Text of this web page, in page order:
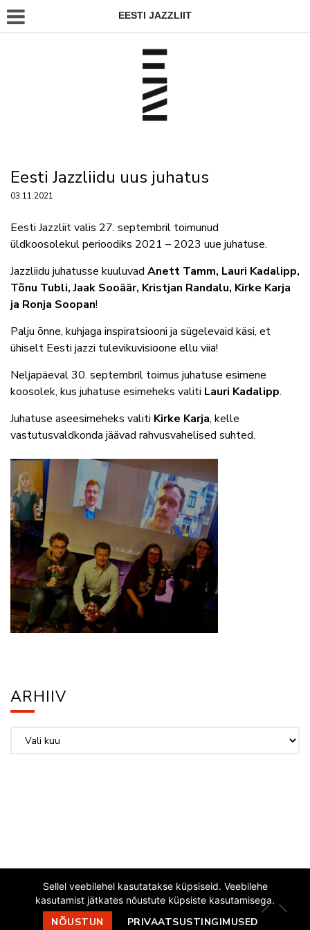
EESTI JAZZLIIT
Eesti Jazzliidu uus juhatus
03.11.2021
Eesti Jazzliit valis 27. septembril toimunud
üldkoosolekul perioodiks 2021 – 2023 uue juhatuse.
Jazzliidu juhatusse kuuluvad Anett Tamm, Lauri Kadalipp,
Tõnu Tubli, Jaak Sooäär, Kristjan Randalu, Kirke Karja
ja Ronja Soopan!
Palju õnne, kuhjaga inspiratsiooni ja sügelevaid käsi, et
ühiselt Eesti jazzi tulevikuvisioone ellu viia!
Neljapäeval 30. septembril toimus juhatuse esimene
koosolek, kus juhatuse esimeheks valiti Lauri Kadalipp.
Juhatuse aseesimeheks valiti Kirke Karja, kelle
vastutusvaldkonda jäävad rahvusvahelised suhted.
ARHIIV
EESTI JAZZLIIT
Sellel veebilehel kasutatakse küpsiseid. Veebilehe
kasutamist jätkates nõustute küpsiste kasutamisega.
NÕUSTUN PRIVAATSUSTINGIMUSED